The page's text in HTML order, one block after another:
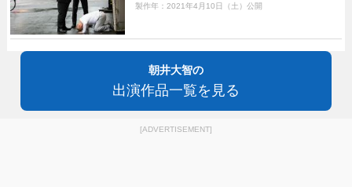
製作年：2021年4月10日（土）公開
朝井大智の
出演作品一覧を見る
[ADVERTISEMENT]